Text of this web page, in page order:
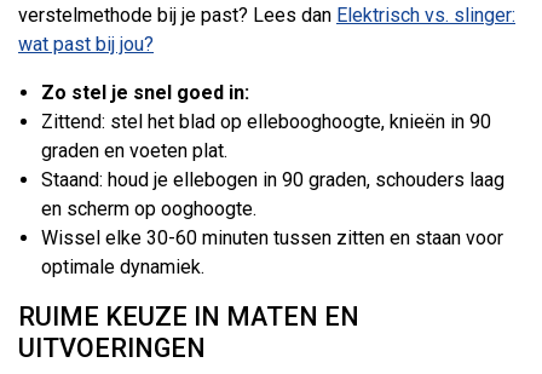
verstelmethode bij je past? Lees dan Elektrisch vs. slinger:
wat past bij jou?
Zo stel je snel goed in:
Zittend: stel het blad op ellebooghoogte, knieën in 90
graden en voeten plat.
Staand: houd je ellebogen in 90 graden, schouders laag
en scherm op ooghoogte.
Wissel elke 30-60 minuten tussen zitten en staan voor
optimale dynamiek.
RUIME KEUZE IN MATEN EN
UITVOERINGEN